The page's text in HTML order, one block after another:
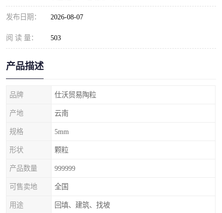
发布日期： 2026-08-07
阅 读 量： 503
产品描述
品牌 仕沃贸易陶粒
产地 云南
规格 5mm
形状 颗粒
产品数量 999999
可售卖地 全国
用途 回填、建筑、找坡